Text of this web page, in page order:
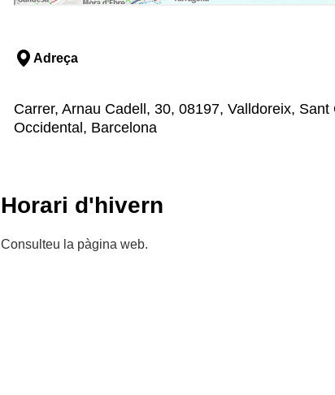
Adreça
Carrer, Arnau Cadell, 30, 08197, Valldoreix,
Occidental, Barcelona
Horari d'hivern
Consulteu la pàgina web.